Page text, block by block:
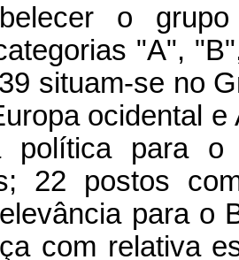
o
"A",
situam-se no
ocidental
política para
22 postos
para o
com relativa